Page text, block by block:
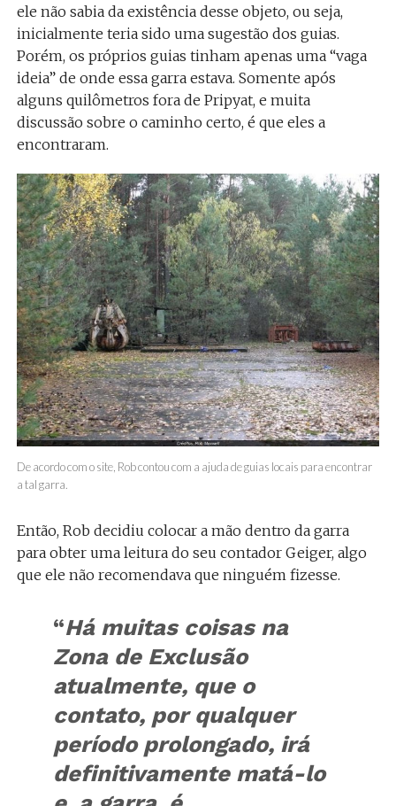
ele não sabia da existência desse objeto, ou seja,
inicialmente teria sido uma sugestão dos guias.
Porém, os próprios guias tinham apenas uma “vaga
ideia” de onde essa garra estava. Somente após
alguns quilômetros fora de Pripyat, e muita
discussão sobre o caminho certo, é que eles a
encontraram.
De acordo com o site, Rob contou com a ajuda de guias locais para encontrar
a tal garra.
Então, Rob decidiu colocar a mão dentro da garra
para obter uma leitura do seu contador Geiger, algo
que ele não recomendava que ninguém fizesse.
“Há muitas coisas na
Zona de Exclusão
atualmente, que o
contato, por qualquer
período prolongado, irá
definitivamente matá-lo